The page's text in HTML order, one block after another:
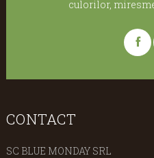
culorilor,
CONTACT
SC BLUE MONDAY SRL